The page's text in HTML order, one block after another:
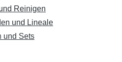
versehen. Eine Seite grün,
Reinigen
und Lineale
und Sets